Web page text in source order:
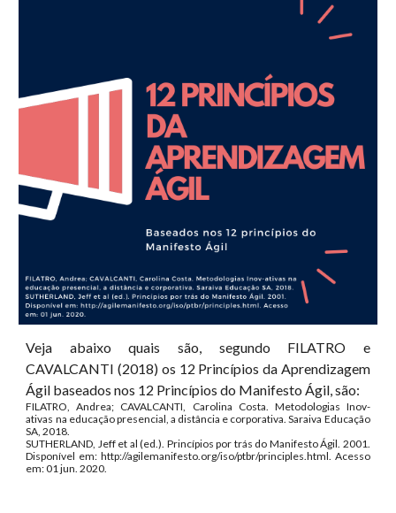
Veja abaixo quais são, segundo FILATRO e
CAVALCANTI (2018) os 12 Princípios da Aprendizagem
Ágil baseados nos 12 Princípios do Manifesto Ágil, são:
FILATRO, Andrea; CAVALCANTI, Carolina Costa. Metodologias Inov-
ativas na educação presencial, a distância e corporativa. Saraiva Educação
SA, 2018.
SUTHERLAND, Jeff et al (ed.). Princípios por trás do Manifesto Ágil. 2001.
Disponível em: http://agilemanifesto.org/iso/ptbr/principles.html. Acesso
em: 01 jun. 2020.